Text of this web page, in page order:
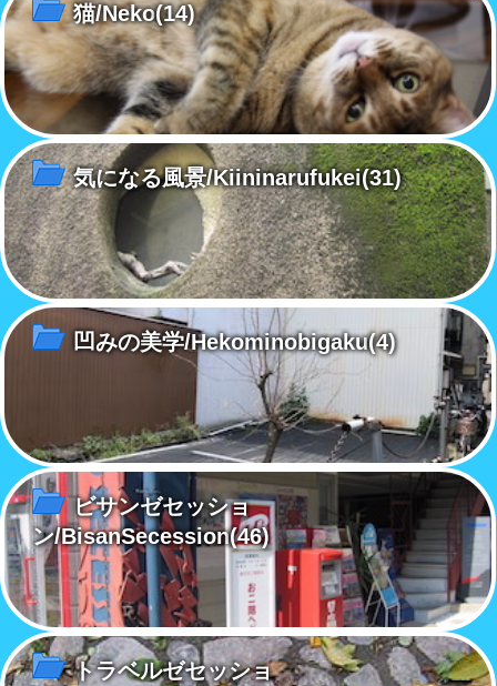
猫/Neko(14)
気になる風景/Kiininarufukei(31)
凹みの美学/Hekominobigaku(4)
ビサンゼセッショ
ン/BisanSecession(46)
トラベルゼセッショ